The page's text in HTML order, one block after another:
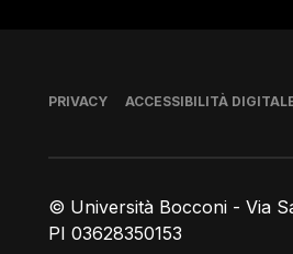
© Università Bocconi - Via
PI 03628350153
Piè di pagina
PRIVACY ACCESSIBILITÀ